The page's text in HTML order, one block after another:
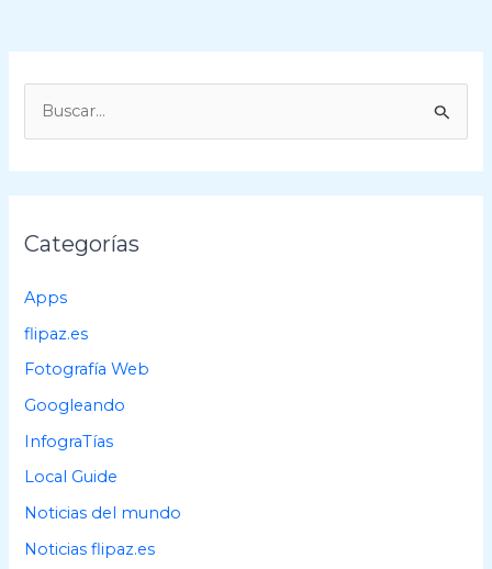
c
r
p
Categorías
Apps
flipaz.es
Fotografía Web
Googleando
InfograTías
Local Guide
Noticias del mundo
Noticias flipaz.es